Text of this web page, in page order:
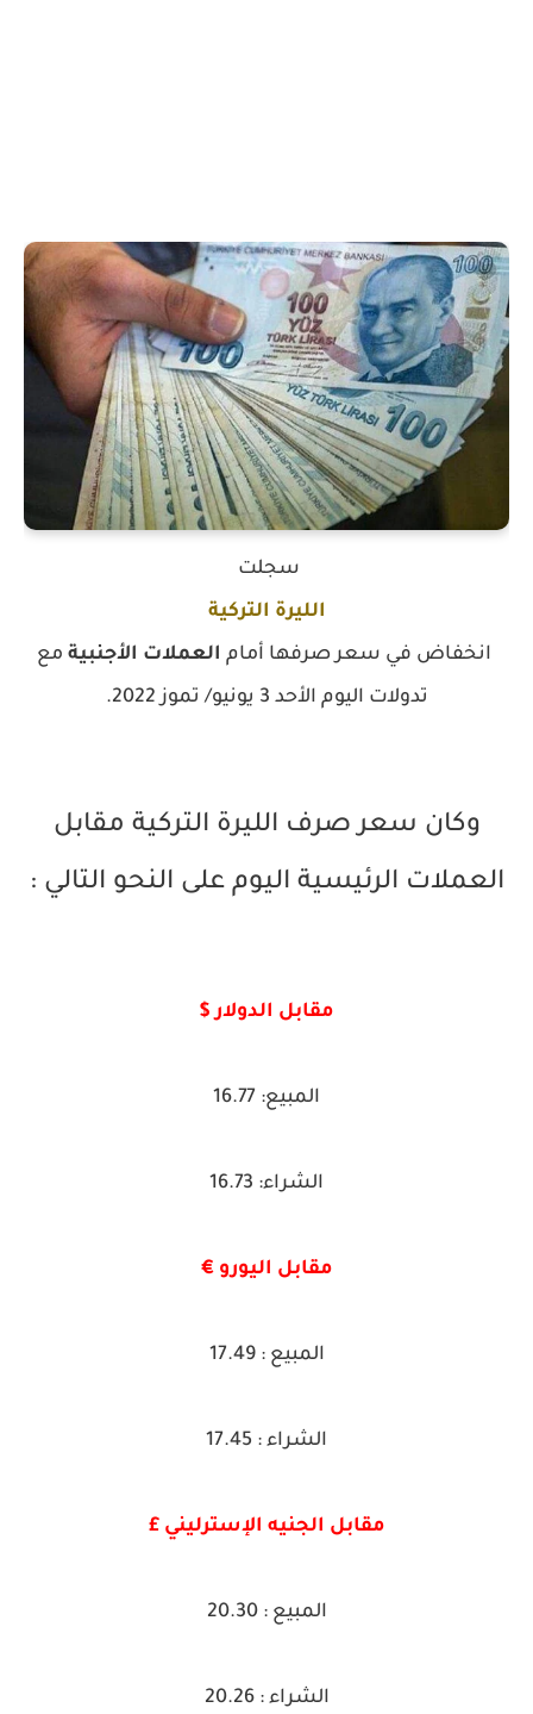
سجلت
الليرة التركية
انخفاض في سعر صرفها أمام العملات الأجنبية مع
تدولات اليوم الأحد 3 يونيو/ تموز 2022.
وكان سعر صرف الليرة التركية مقابل
العملات الرئيسية اليوم على النحو التالي :
مقابل الدولار $
المبيع: 16.77
الشراء: 16.73
مقابل اليورو €
المبيع : 17.49
الشراء : 17.45
مقابل الجنيه الإسترليني £
المبيع : 20.30
الشراء : 20.26